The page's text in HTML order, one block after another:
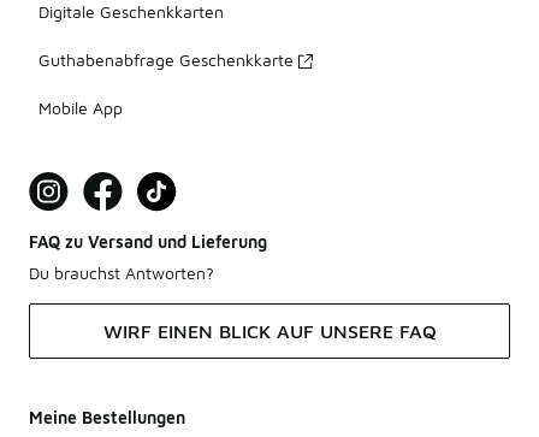
Digitale Geschenkkarten
Guthabenabfrage Geschenkkarte
Mobile App
FAQ zu Versand und Lieferung
Du brauchst Antworten?
WIRF EINEN BLICK AUF UNSERE FAQ
Meine Bestellungen